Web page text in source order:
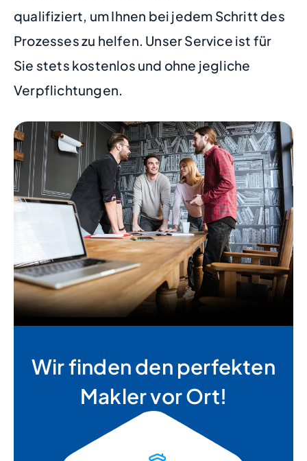
qualifiziert, um Ihnen bei jedem Schritt des
Prozesses zu helfen. Unser Service ist für
Sie stets kostenlos und ohne jegliche
Verpflichtungen.
Wir finden den perfekten
Makler vor Ort!